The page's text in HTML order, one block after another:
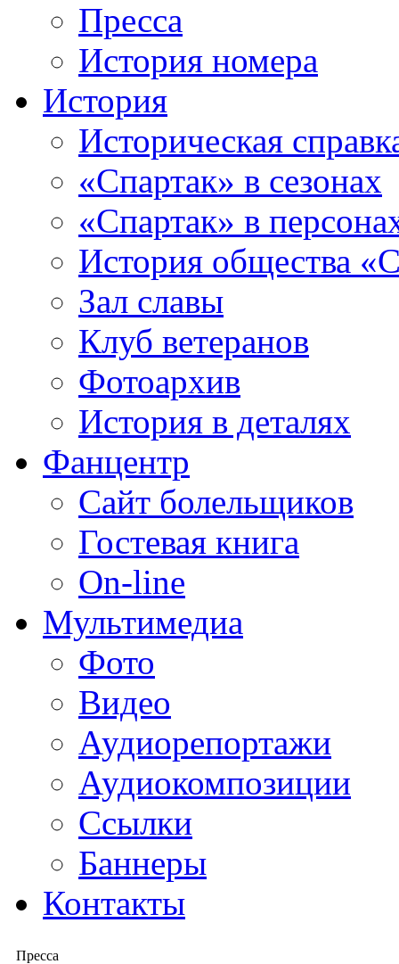
Пресса
История номера
История
Историческая
«Спартак» в сезонах
«Спартак» в
История общества
Зал славы
Клуб ветеранов
Фотоархив
История в деталях
Фанцентр
Сайт болельщиков
Гостевая книга
On-line
Мультимедиа
Фото
Видео
Аудиорепортажи
Аудиокомпозиции
Ссылки
Баннеры
Контакты
Пресса